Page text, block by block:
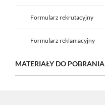
Formularz rekrutacyjny
Formularz reklamacyjny
MATERIAŁY DO POBRANIA